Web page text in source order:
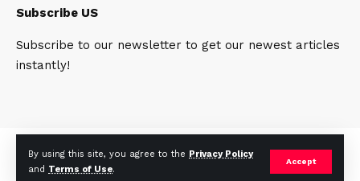
By using this site, you agree to the Privacy Policy
and Terms of Use.
Accept
Subscribe US
Subscribe to our newsletter to get our newest articles
instantly!
© 2025. mines.cd. All Rights Reserved.
Qui sommes nous Contact Team